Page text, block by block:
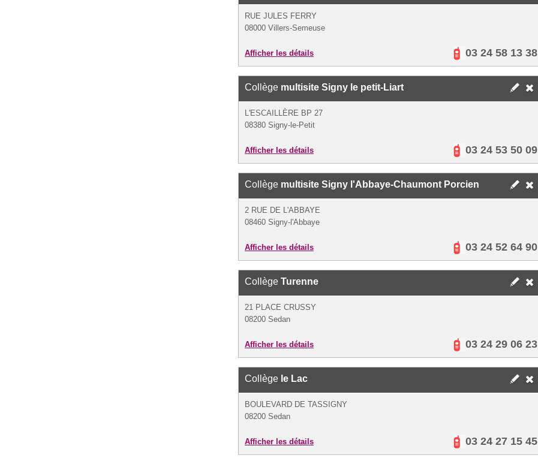
RUE JULES FERRY
08000 Villers-Semeuse
Afficher les détails 03 24 58 13 38
Collège multisite Signy le petit-Liart
L'ESCAILLÈRE BP 27
08380 Signy-le-Petit
Afficher les détails 03 24 53 50 09
Collège multisite Signy l'Abbaye-Chaumont Porcien
2 RUE DE L'ABBAYE
08460 Signy-l'Abbaye
Afficher les détails 03 24 52 64 90
Collège Turenne
21 PLACE CRUSSY
08200 Sedan
Afficher les détails 03 24 29 06 23
Collège le Lac
BOULEVARD DE TASSIGNY
08200 Sedan
Afficher les détails 03 24 27 15 45